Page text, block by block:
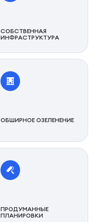
СОБСТВЕННАЯ
ИНФРАСТРУКТУРА
ОБШИРНОЕ ОЗЕЛЕНЕНИЕ
ПРОДУМАННЫЕ
ПЛАНИРОВКИ